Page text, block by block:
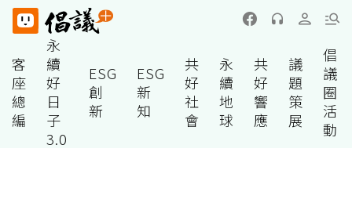
客
座
總
編
永
續
好
日
子
3.0
ESG
創
新
ESG
新
知
共
好
社
會
永
續
地
球
共
好
響
應
議
題
策
展
倡
議
圈
活
動